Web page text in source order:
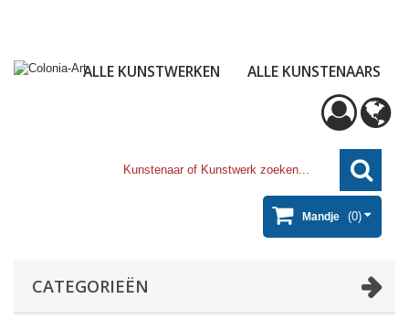
ALLE KUNSTWERKEN ALLE KUNSTENAARS
Mandje (0)
CATEGORIEËN